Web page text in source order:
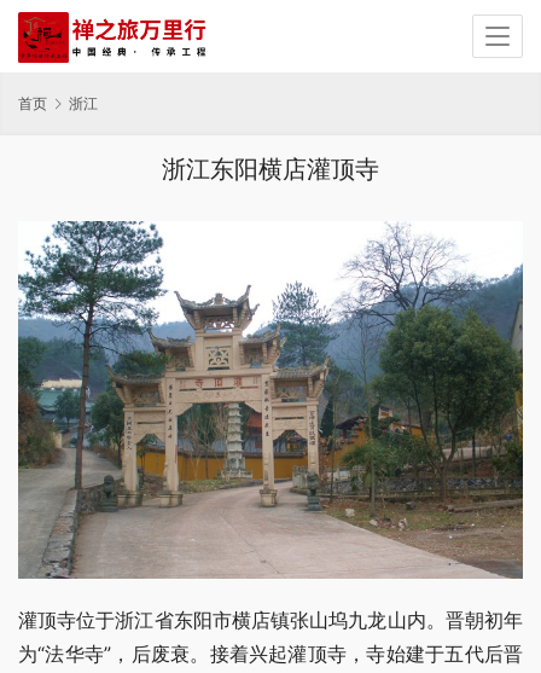
首页 浙江
浙江东阳横店灌顶寺
灌顶寺位于浙江省东阳市横店镇张山坞九龙山内。晋朝初年
为“法华寺”，后废衰。接着兴起灌顶寺，寺始建于五代后晋